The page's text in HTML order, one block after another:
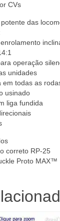
CVs
das
operação
unidades
em todas as
usinado
liga fundida
correto RP-25
Proto MAX™